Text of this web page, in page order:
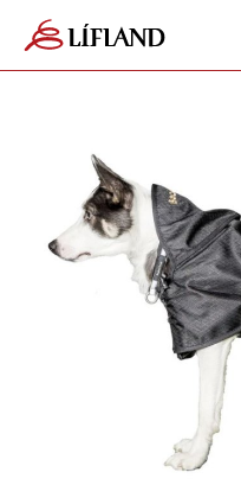
Karfan þín
Karfan er tóm.